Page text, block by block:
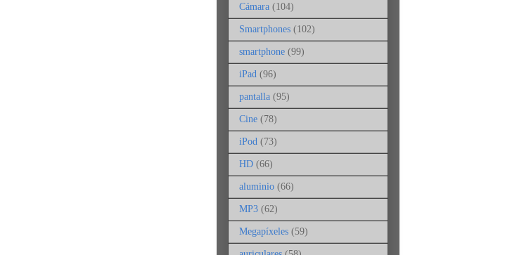
Cámara (104)
Smartphones (102)
smartphone (99)
iPad (96)
pantalla (95)
Cine (78)
iPod (73)
HD (66)
aluminio (66)
MP3 (62)
Megapíxeles (59)